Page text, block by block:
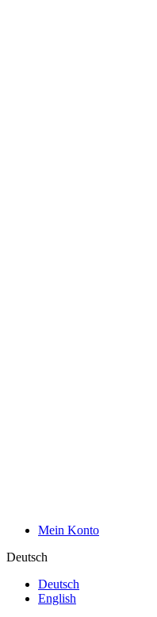
Mein Konto
Deutsch
Deutsch
English